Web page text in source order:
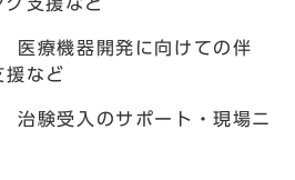
療機器開発に向けての伴
援など
験受入のサポート・現場ニ